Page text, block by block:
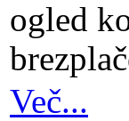
ogled
Več...